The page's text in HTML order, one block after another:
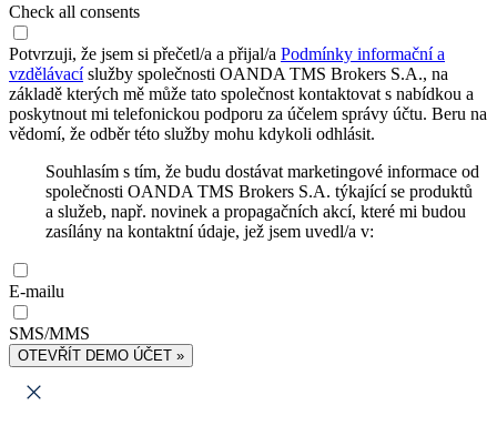
Check all consents
Potvrzuji, že jsem si přečetl/a a přijal/a Podmínky informační a
vzdělávacíslužby společnosti OANDA TMS Brokers S.A., na
základě kterých mě může tato společnost kontaktovat s nabídkou a
poskytnout mi telefonickou podporu za účelem správy účtu. Beru na
vědomí, že odběr této služby mohu kdykoli odhlásit.
Souhlasím s tím, že budu dostávat marketingové informace od
společnosti OANDA TMS Brokers S.A. týkající se produktů
a služeb, např. novinek a propagačních akcí, které mi budou
zasílány na kontaktní údaje, jež jsem uvedl/a v:
E-mailu
SMS/MMS
OTEVŘÍT DEMO ÚČET »